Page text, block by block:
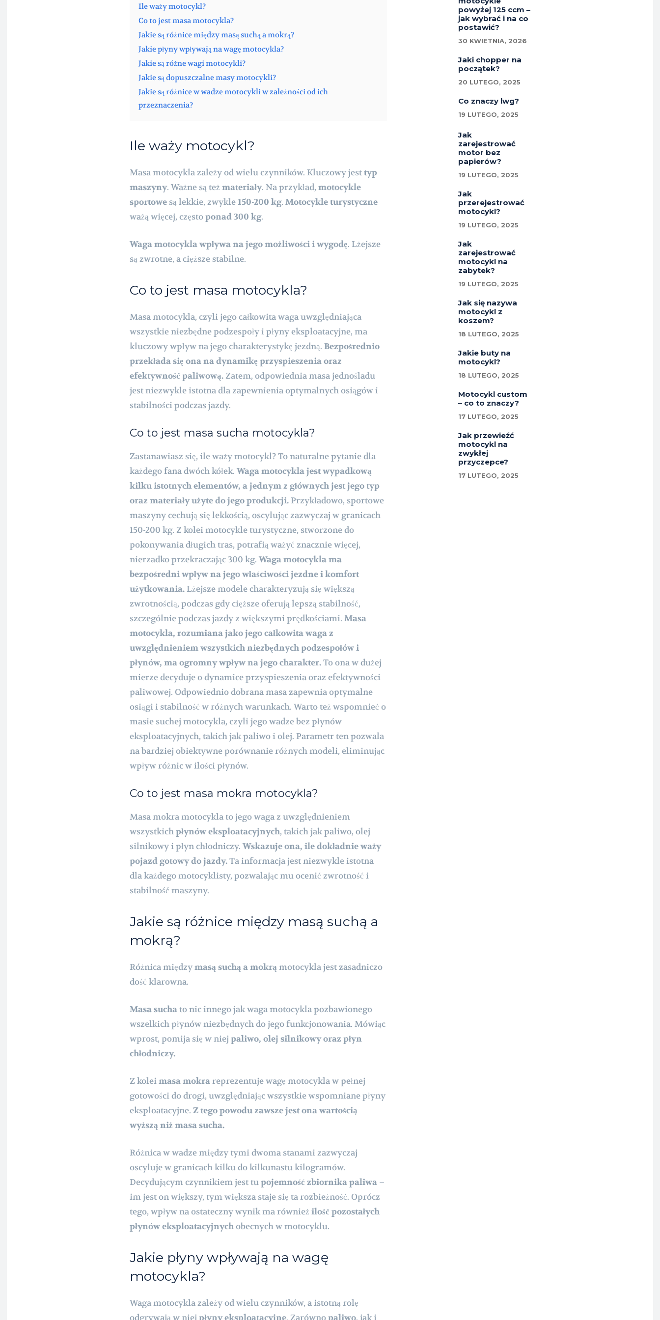
Ile waży motocykl?
Co to jest masa motocykla?
Jakie są różnice między masą suchą a mokrą?
Jakie płyny wpływają na wagę motocykla?
Jakie są różne wagi motocykli?
Jakie są dopuszczalne masy motocykli?
Jakie są różnice w wadze motocykli w zależności od ich
przeznaczenia?
Ile waży motocykl?
Masa motocykla zależy od wielu czynników. Kluczowy jesttyp
maszyny. Ważne są też materiały. Na przykład, motocykle
sportowe są lekkie, zwykle150-200 kg. Motocykle turystyczne
ważą więcej, częstoponad 300 kg.
Waga motocykla wpływa na jego możliwości i wygodę. Lżejsze
są zwrotne, a cięższe stabilne.
Co to jest masa motocykla?
Masa motocykla, czyli jego całkowita waga uwzględniająca
wszystkie niezbędne podzespoły i płyny eksploatacyjne, ma
kluczowy wpływ na jego charakterystykę jezdną. Bezpośrednio
przekłada się ona na dynamikę przyspieszenia oraz
efektywność paliwową. Zatem, odpowiednia masa jednośladu
jest niezwykle istotna dla zapewnienia optymalnych osiągów i
stabilności podczas jazdy.
Co to jest masa sucha motocykla?
Zastanawiasz się, ile waży motocykl? To naturalne pytanie dla
każdego fana dwóch kółek. Waga motocykla jest wypadkową
kilku istotnych elementów, a jednym z głównych jest jego typ
oraz materiały użyte do jego produkcji. Przykładowo, sportowe
maszyny cechują się lekkością, oscylując zazwyczaj w granicach
150-200 kg. Z kolei motocykle turystyczne, stworzone do
pokonywania długich tras, potrafią ważyć znacznie więcej,
nierzadko przekraczając 300 kg. Waga motocykla ma
bezpośredni wpływ na jego właściwości jezdne i komfort
użytkowania. Lżejsze modele charakteryzują się większą
zwrotnością, podczas gdy cięższe oferują lepszą stabilność,
szczególnie podczas jazdy z większymi prędkościami. Masa
motocykla, rozumiana jako jego całkowita waga z
uwzględnieniem wszystkich niezbędnych podzespołów i
płynów, ma ogromny wpływ na jego charakter.To ona w dużej
mierze decyduje o dynamice przyspieszenia oraz efektywności
paliwowej. Odpowiednio dobrana masa zapewnia optymalne
osiągi i stabilność w różnych warunkach. Warto też wspomnieć o
masie suchej motocykla, czyli jego wadze bez płynów
eksploatacyjnych, takich jak paliwo i olej. Parametr ten pozwala
na bardziej obiektywne porównanie różnych modeli, eliminując
wpływ różnic w ilości płynów.
Co to jest masa mokra motocykla?
Masa mokra motocykla to jego waga z uwzględnieniem
wszystkichpłynów eksploatacyjnych, takich jak paliwo, olej
silnikowy i płyn chłodniczy. Wskazuje ona, ile dokładnie waży
pojazd gotowy do jazdy.Ta informacja jest niezwykle istotna
dla każdego motocyklisty, pozwalając mu ocenić zwrotność i
stabilność maszyny.
Jakie są różnice między masą suchą a
mokrą?
Różnica międzymasą suchą a mokrą motocykla jest zasadniczo
dość klarowna.
Masa sucha to nic innego jak waga motocykla pozbawionego
wszelkich płynów niezbędnych do jego funkcjonowania. Mówiąc
wprost, pomija się w niej paliwo, olej silnikowy oraz płyn
chłodniczy.
Z koleimasa mokrareprezentuje wagę motocykla w pełnej
gotowości do drogi, uwzględniając wszystkie wspomniane płyny
eksploatacyjne. Z tego powodu zawsze jest ona wartością
wyższą niż masa sucha.
Różnica w wadze między tymi dwoma stanami zazwyczaj
oscyluje w granicach kilku do kilkunastu kilogramów.
Decydującym czynnikiem jest tupojemność zbiornika paliwa –
im jest on większy, tym większa staje się ta rozbieżność. Oprócz
tego, wpływ na ostateczny wynik ma również ilość pozostałych
płynów eksploatacyjnychobecnych w motocyklu.
Jakie płyny wpływają na wagę
motocykla?
Waga motocykla zależy od wielu czynników, a istotną rolę
odgrywają w niej płyny eksploatacyjne. Zarównopaliwo, jak i
powyżej 125 ccm –
jak wybrać i na co
postawić?
30 KWIETNIA, 2026
Jaki chopper na
początek?
20 LUTEGO, 2025
Co znaczy lwg?
19 LUTEGO, 2025
Jak
zarejestrować
motor bez
papierów?
19 LUTEGO, 2025
Jak
przerejestrować
motocykl?
19 LUTEGO, 2025
Jak
zarejestrować
motocykl na
zabytek?
19 LUTEGO, 2025
Jak się nazywa
motocykl z
koszem?
18 LUTEGO, 2025
Jakie buty na
motocykl?
18 LUTEGO, 2025
Motocykl custom
– co to znaczy?
17 LUTEGO, 2025
Jak przewieźć
motocykl na
zwykłej
przyczepce?
17 LUTEGO, 2025